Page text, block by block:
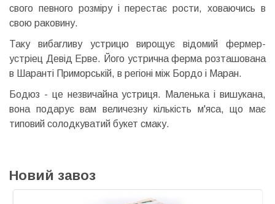
свого певного розміру і перестає рости, ховаючись в
свою раковину.
Таку вибагливу устрицю вирощує відомий фермер-
устріец Девід Ерве. Його устрична ферма розташована
в Шаранті Приморській, в регіоні між Бордо і Маран.
Бодюз - це незвичайна устриця. Маленька і вишукана,
вона подарує вам величезну кількість м'яса, що має
типовий солодкуватий букет смаку.
Новий завоз